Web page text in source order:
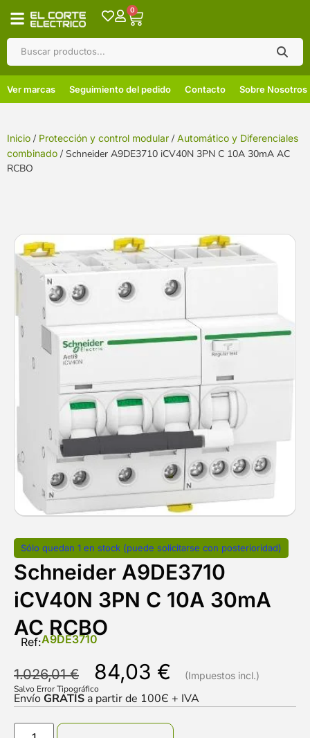
0
Ver marcas Seguimiento del pedido Contacto Sobre Nosotros
Inicio / Protección y control modular / Automático y Diferenciales
combinado / Schneider A9DE3710 iCV40N 3PN C 10A 30mA AC
RCBO
Sólo quedan 1 en stock (puede solicitarse con posterioridad)
Schneider A9DE3710
iCV40N 3PN C 10A 30mA
AC RCBO
Ref:A9DE3710
1.026,01€ 84,03 €
Salvo Error Tipográfico
EnvíoGRATIS a partir de 100Є + IVA